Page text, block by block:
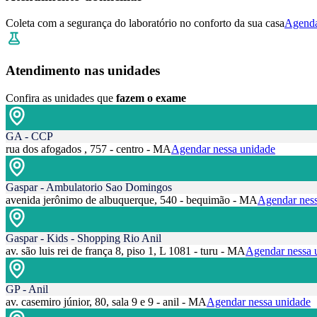
Coleta com a segurança do laboratório no conforto da sua casa
Atendimento nas unidades
Confira as unidades que fazem o exame
GA - CCP
rua dos afogados , 757 - centro - MAAgendar nessa unidade
Gaspar - Ambulatorio Sao Domingos
avenida jerônimo de albuquerque, 540 - bequimão - MAAgendar
Gaspar - Kids - Shopping Rio Anil
av. são luis rei de frança 8, piso 1, L 1081 - turu - MAAgendar nessa
GP - Anil
av. casemiro júnior, 80, sala 9 e 9 - anil - MAAgendar nessa unidade